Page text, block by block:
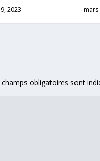
2023 mars
champs obligatoires sont